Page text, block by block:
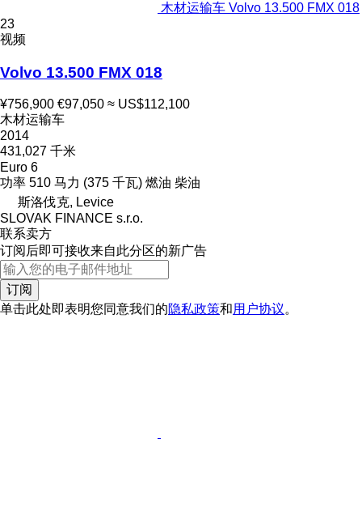
木材运输车 Volvo 13.500 FMX 018
23
视频
Volvo 13.500 FMX 018
¥756,900 €97,050 ≈ US$112,100
木材运输车
2014
431,027 千米
Euro 6
功率 510 马力 (375 千瓦) 燃油 柴油
斯洛伐克, Levice
SLOVAK FINANCE s.r.o.
联系卖方
订阅后即可接收来自此分区的新广告
订阅
单击此处即表明您同意我们的隐私政策和用户协议。